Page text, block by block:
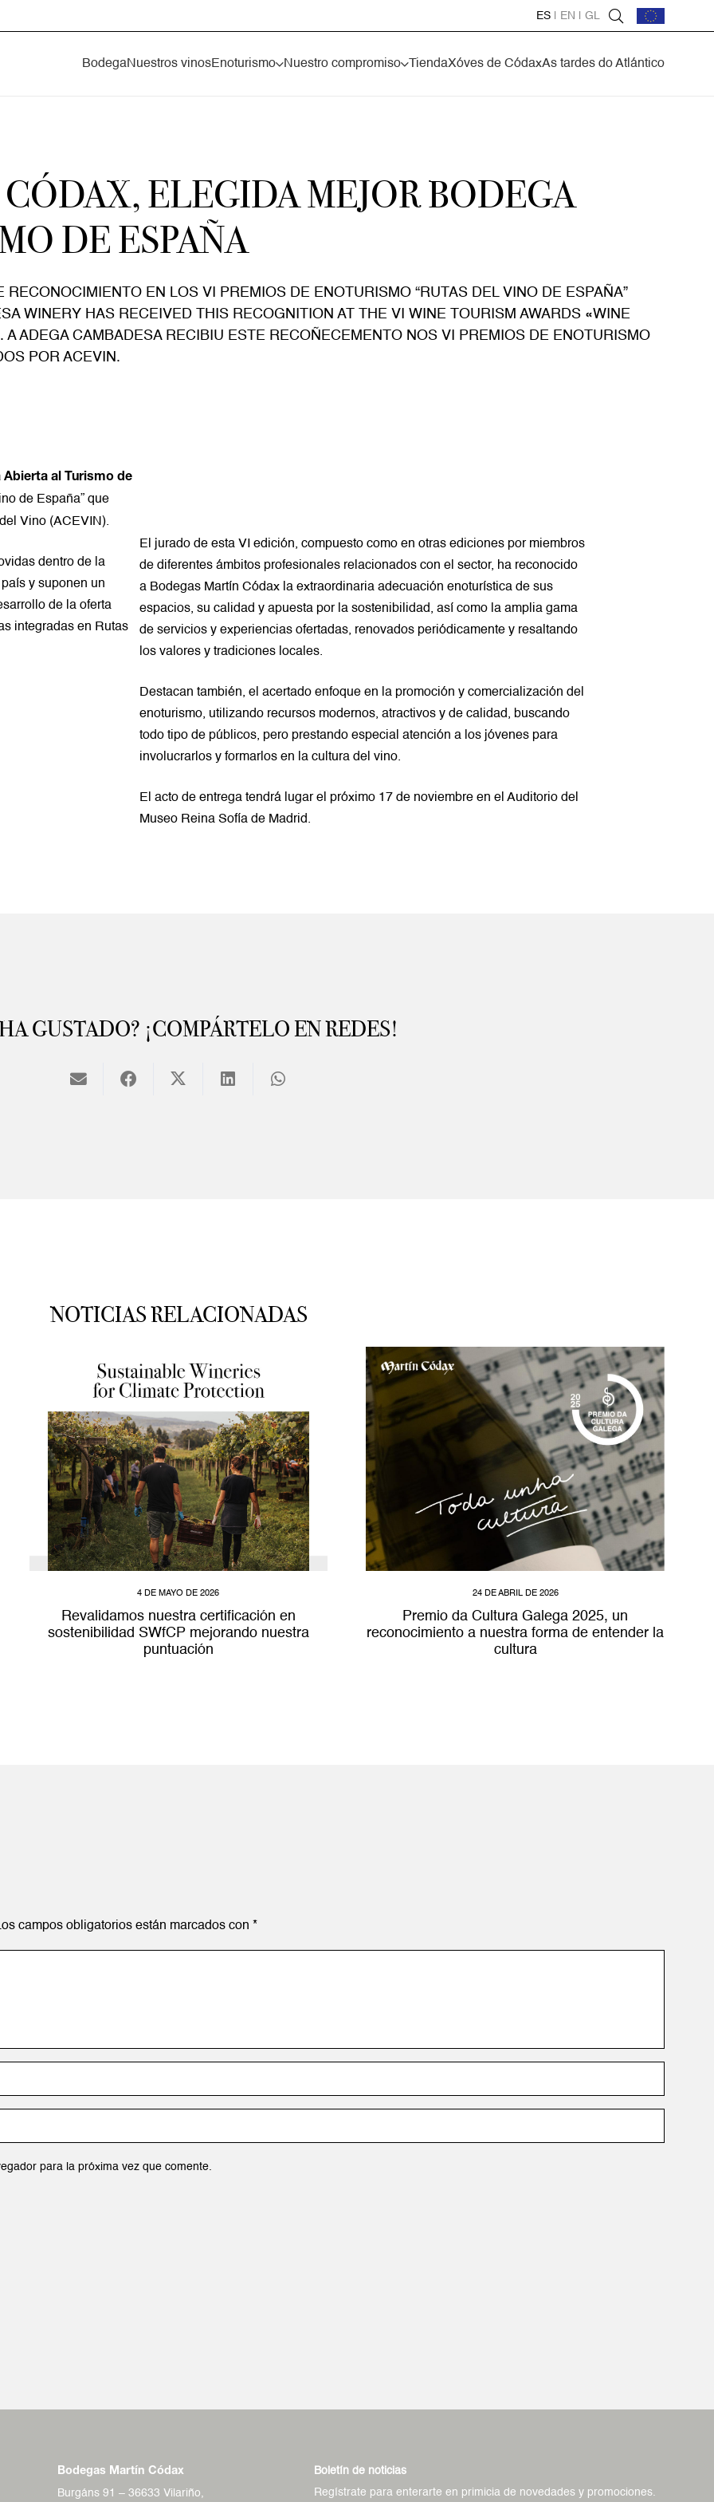
ES EN GL
BodegaNuestros vinosEnoturismo Nuestro compromiso TiendaXóves de CódaxAs tardes do Atlántico
ELEGIDA MEJOR BODEGA
DE ESPAÑA
EN LOS VI PREMIOS DE ENOTURISMO “RUTAS DEL VINO DE ESPAÑA”
WINERY HAS RECEIVED THIS RECOGNITION AT THE VI WINE TOURISM AWARDS «WINE
ADEGA CAMBADESA RECIBIU ESTE RECOÑECEMENTO NOS VI PREMIOS DE ENOTURISMO
POR ACEVIN.
al Turismo de
de España” que
Vino (ACEVIN ).
dentro de la
y suponen un
de la oferta
integradas en Rutas
El jurado de esta VI edición, compuesto como en otras ediciones por miembros
de diferentes ámbitos profesionales relacionados con el sector, ha reconocido
a Bodegas Martín Códax la extraordinaria adecuación enoturística de sus
espacios, su calidad y apuesta por la sostenibilidad, así como la amplia gama
de servicios y experiencias ofertadas, renovados periódicamente y resaltando
los valores y tradiciones locales.
Destacan también, el acertado enfoque en la promoción y comercialización del
enoturismo, utilizando recursos modernos, atractivos y de calidad, buscando
todo tipo de públicos, pero prestando especial atención a los jóvenes para
involucrarlos y formarlos en la cultura del vino.
El acto de entrega tendrá lugar el próximo 17 de noviembre en el Auditorio del
Museo Reina Sofía de Madrid.
GUSTADO? ¡COMPÁRTELO EN REDES!
NOTICIAS RELACIONADAS
4 DE MAYO DE 2026
Revalidamos nuestra certificación en
sostenibilidad SWfCP mejorando nuestra
puntuación
24 DE ABRIL DE 2026
Premio da Cultura Galega 2025, un
reconocimiento a nuestra forma de entender la
cultura
campos obligatorios están marcados con *
para la próxima vez que comente.
Bodegas Martín Códax
Burgáns 91 – 36633 Vilariño,
Boletín de noticias
Regístrate para enterarte en primicia de novedades y promociones.